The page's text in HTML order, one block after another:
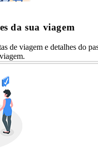
da sua viagem
de viagem e detalhes do